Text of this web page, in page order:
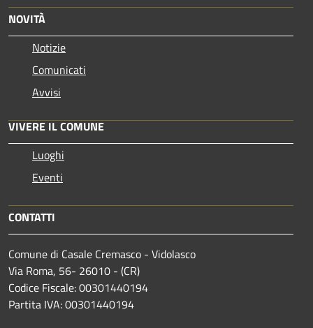
NOVITÀ
Notizie
Comunicati
Avvisi
VIVERE IL COMUNE
Luoghi
Eventi
CONTATTI
Comune di Casale Cremasco - Vidolasco
Via Roma, 56- 26010 - (CR)
Codice Fiscale: 00301440194
Partita IVA: 00301440194